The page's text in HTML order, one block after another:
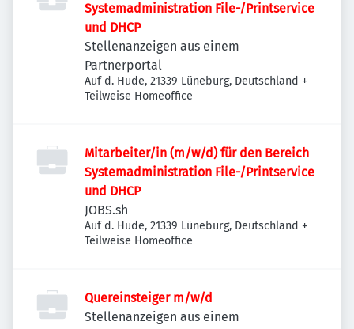
Systemadministration File-/Printservice
und DHCP
Stellenanzeigen aus einem
Partnerportal
Auf d. Hude, 21339 Lüneburg, Deutschland +
Teilweise Homeoffice
Mitarbeiter/in (m/w/d) für den Bereich
Systemadministration File-/Printservice
und DHCP
JOBS.sh
Auf d. Hude, 21339 Lüneburg, Deutschland +
Teilweise Homeoffice
Quereinsteiger m/w/d
Stellenanzeigen aus einem